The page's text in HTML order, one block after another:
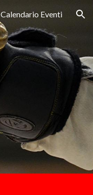
Calendario Eventi